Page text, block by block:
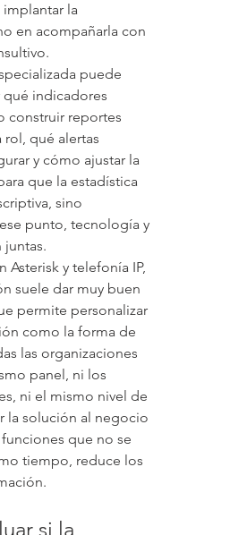
la
en acompañarla con
puede
qué indicadores
construir reportes
rol, qué alertas
y cómo ajustar la
que la estadística
sino
punto, tecnología y
juntas.
Asterisk y telefonía IP,
suele dar muy buen
permite personalizar
como la forma de
las organizaciones
panel, ni los
ni el mismo nivel de
la solución al negocio
que no se
tiempo, reduce los
si la